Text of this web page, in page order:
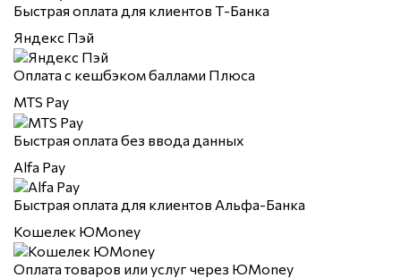
Быстрая оплата для клиентов Т-Банка
Яндекс Пэй
Оплата с кешбэком баллами Плюса
MTS Pay
Быстрая оплата без ввода данных
Alfa Pay
Быстрая оплата для клиентов Альфа-Банка
Кошелек ЮMoney
Оплата товаров или услуг через ЮMoney